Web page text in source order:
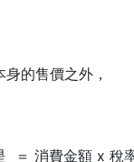
的售價之外，
＝ 消費金額 x 稅